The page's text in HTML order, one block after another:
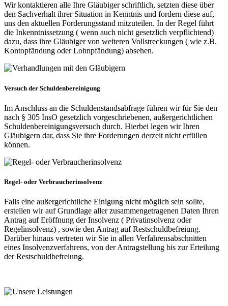
Wir kontaktieren alle Ihre Gläubiger schriftlich, setzten diese über
den Sachverhalt ihrer Situation in Kenntnis und fordern diese auf,
uns den aktuellen Forderungsstand mitzuteilen. In der Regel führt
die Inkenntnissetzung ( wenn auch nicht gesetzlich verpflichtend)
dazu, dass ihre Gläubiger von weiteren Vollstreckungen ( wie z.B.
Kontopfändung oder Lohnpfändung) absehen.
Versuch der Schuldenbereinigung
Im Anschluss an die Schuldenstandsabfrage führen wir für Sie den
nach § 305 InsO gesetzlich vorgeschriebenen, außergerichtlichen
Schuldenbereinigungsversuch durch. Hierbei legen wir Ihren
Gläubigern dar, dass Sie ihre Forderungen derzeit nicht erfüllen
können.
Regel- oder Verbraucherinsolvenz
Falls eine außergerichtliche Einigung nicht möglich sein sollte,
erstellen wir auf Grundlage aller zusammengetragenen Daten Ihren
Antrag auf Eröffnung der Insolvenz ( Privatinsolvenz oder
Regelinsolvenz) , sowie den Antrag auf Restschuldbefreiung.
Darüber hinaus vertreten wir Sie in allen Verfahrensabschnitten
eines Insolvenzverfahrens, von der Antragstellung bis zur Erteilung
der Restschuldbefreiung.